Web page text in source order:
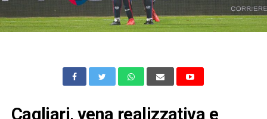
Cagliari, vena realizzativa e